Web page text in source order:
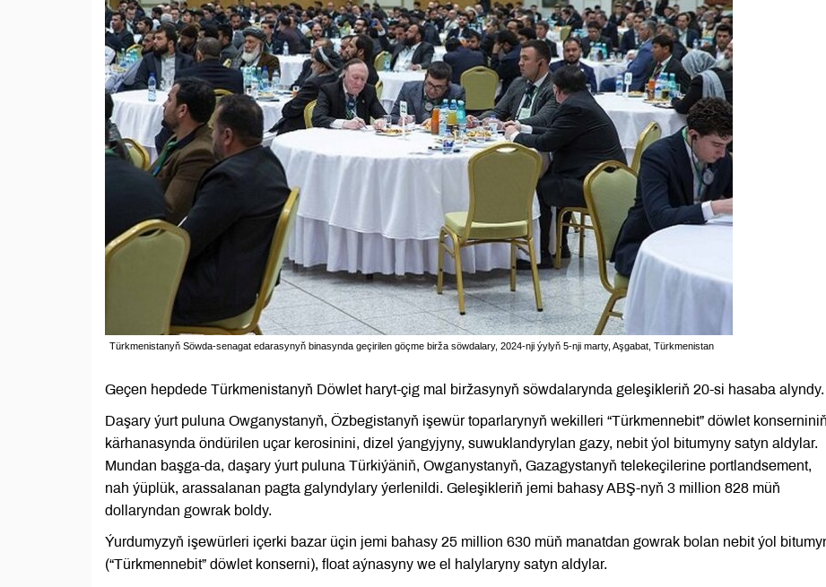
Türkmenistanyň Söwda-senagat edarasynyň binasynda geçirilen göçme birža söwdalary, 2024-nji ýylyň 5-nji marty, Aşgabat, Türkmenistan
Geçen hepdede Türkmenistanyň Döwlet haryt-çig mal biržasynyň söwdalarynda geleşikleriň 20-si hasaba alyndy.
Daşary ýurt puluna Owganystanyň, Özbegistanyň işewür toparlarynyň wekilleri “Türkmennebit” döwlet konserniniň
kärhanasynda öndürilen uçar kerosinini, dizel ýangyjyny, suwuklandyrylan gazy, nebit ýol bitumyny satyn aldylar.
Mundan başga-da, daşary ýurt puluna Türkiýäniň, Owganystanyň, Gazagystanyň telekeçilerine portlandsement,
nah ýüplük, arassalanan pagta galyndylary ýerlenildi. Geleşikleriň jemi bahasy ABŞ-nyň 3 million 828 müň
dollaryndan gowrak boldy.
Ýurdumyzyň işewürleri içerki bazar üçin jemi bahasy 25 million 630 müň manatdan gowrak bolan nebit ýol
(“Türkmennebit” döwlet konserni), float aýnasyny we el halylaryny satyn aldylar.